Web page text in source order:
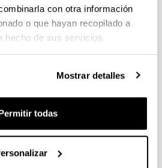
con otra información
o que hayan recopilado a
hecho de sus servicios.
Mostrar detalles
todas
taught in English